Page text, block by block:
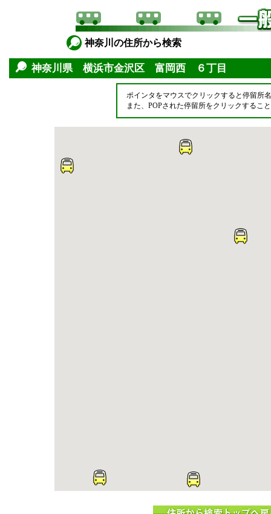
神奈川の住所から検索
神奈川県 横浜市金沢区 富岡西 ６丁目
ポインタをマウスでクリックすると停留所
また、POPされた停留所をクリックするこ